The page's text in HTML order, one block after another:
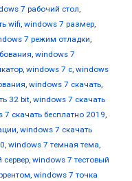
7 рабочий стол,
wifi, windows 7 размер,
7 режим отладки,
, windows 7
, windows 7 с, windows
, windows 7 скачать,
32 bit, windows 7 скачать
7 скачать бесплатно 2019,
, windows 7 скачать
, windows 7 темная тема,
, windows 7 тестовый
, windows 7 точка